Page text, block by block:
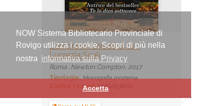
NOW Sistema Bibliotecario Provinciale di
Rovigo utilizza i cookie. Scopri di più nella
nostra informativa sulla Privacy
Accetta
L'amore mi chiede di te /
Lucrezia Scali
Roma : Newton Compton, 2017
Tipologia:Monografia moderna
Codice record:RMS2838861